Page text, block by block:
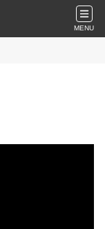
MENU